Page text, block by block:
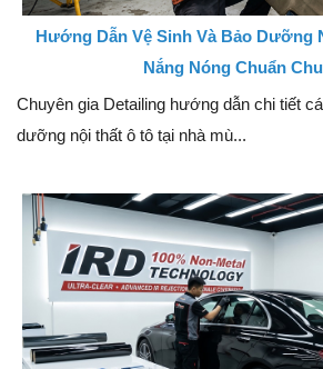
Hướng Dẫn Vệ Sinh Và Bảo Dưỡng
Nắng Nóng Chuẩn
Chuyên gia Detailing hướng dẫn chi tiết
dưỡng nội thất ô tô tại nhà mù...